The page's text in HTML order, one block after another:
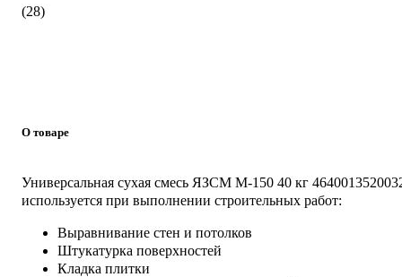
(28)
О товаре
Универсальная сухая смесь ЯЗСМ М-150 40 кг
используется при выполнении строительных работ:
Выравнивание стен и потолков
Штукатурка поверхностей
Кладка плитки